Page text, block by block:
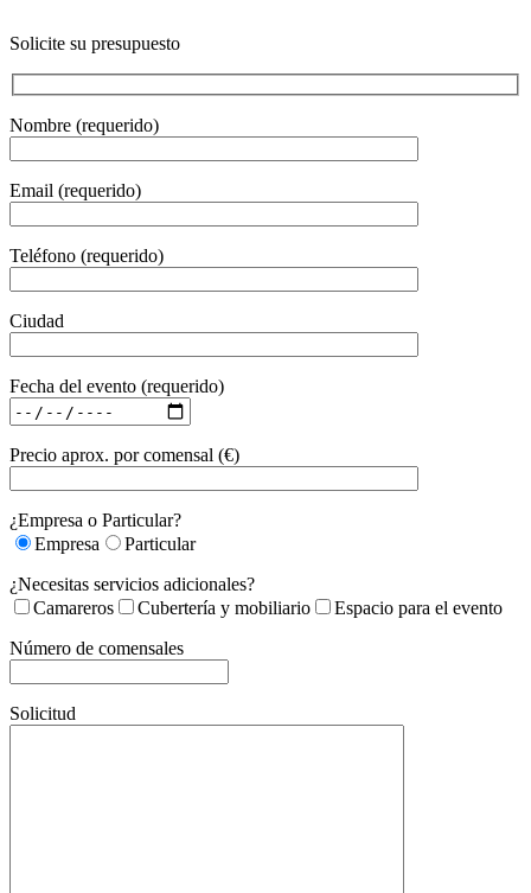
Solicite su presupuesto
Nombre (requerido)
Email (requerido)
Teléfono (requerido)
Ciudad
Fecha del evento (requerido)
Precio aprox. por comensal (€)
¿Empresa o Particular?
Empresa
Particular
¿Necesitas servicios adicionales?
Camareros
Cubertería y mobiliario
Espacio para el evento
Número de comensales
Solicitud